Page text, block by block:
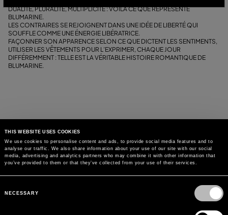
THIS WEBSITE USES COOKIES
We use cookies to personalise content and ads, to provide social media features and to
analyse our traffic. We also share information about your use of our site with our social
media, advertising and analytics partners who may combine it with other information that
you’ve provided to them or that they’ve collected from your use of their services.
Selection
NECESSARY
DUALITÉ, PLURALITÉ, MULTIPLICITÉ : VOILÀ CE QUE REPRÉSENTE
BLUMARINE.
LES CONTRAIRES SE REJOIGNENT DANS UNE IDÉE DE LIBERTÉ QUI
SOUFFLE COMME UNE ÉNERGIE LIBÉRATRICE.
FAÇONNER SON APPARENCE SELON CE QUE DICTENT LES SENTIMENTS,
UTILISER LES VÊTEMENTS POUR L’EXPRIMER, CHAQUE JOUR
DIFFÉREMMENT : TELLE EST LA VÉRITABLE HISTOIRE ROMANTIQUE DE
BLUMARINE.